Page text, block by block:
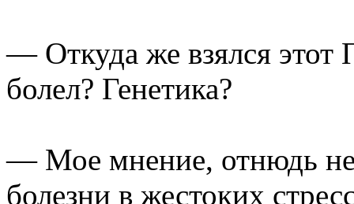
— Откуда же взялся этот
болел? Генетика?
— Мое мнение, отнюдь не
болезни в жестоких